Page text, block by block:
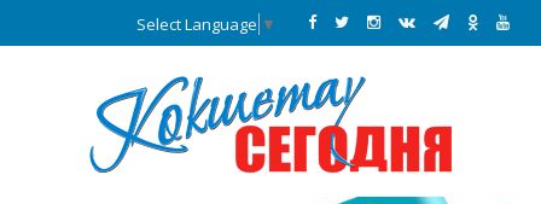
Select Language ▼